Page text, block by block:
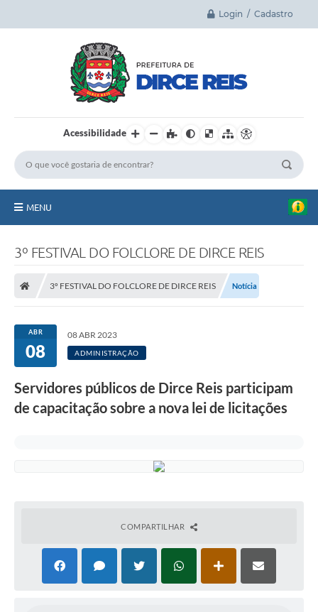
Login / Cadastro
Acessibilidade
MENU
A Prefeitura
Secretarias
Editais
Transparência
Audiências Públicas
Contas Públicas
3º FESTIVAL DO FOLCLORE DE DIRCE REIS
3º FESTIVAL DO FOLCLORE DE DIRCE REIS Notícia
ABR
08
08 ABR 2023
ADMINISTRAÇÃO
Servidores públicos de Dirce Reis participam
de capacitação sobre a nova lei de licitações
COMPARTILHAR